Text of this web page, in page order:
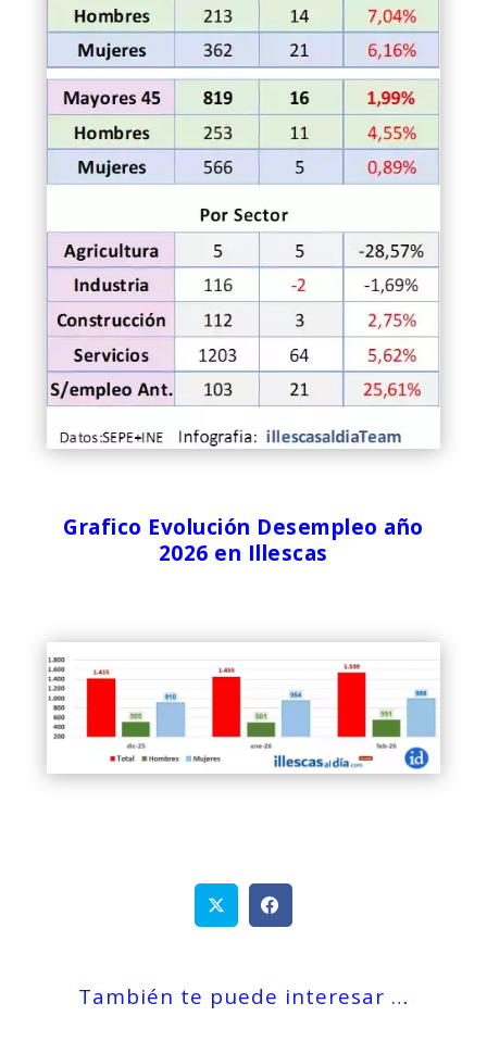
Grafico Evolución Desempleo año
2026 en Illescas
También te puede interesar …